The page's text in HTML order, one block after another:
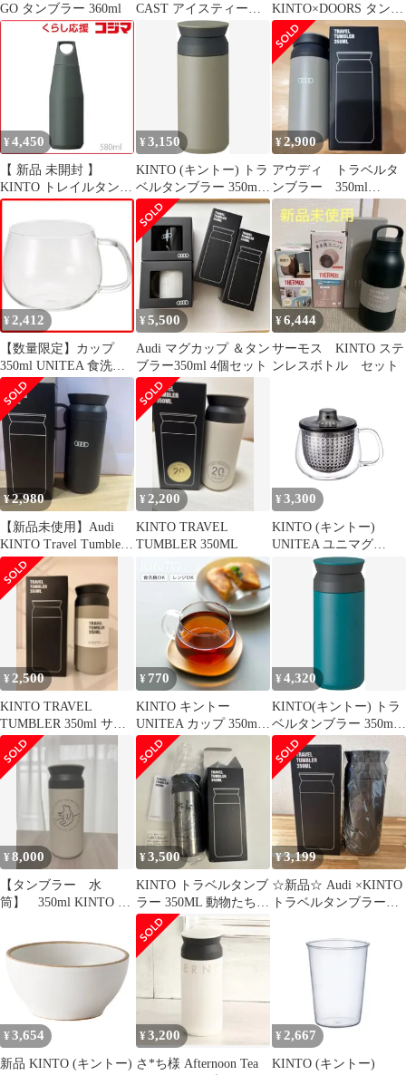
GO タンブラー 360ml
CAST アイスティーグ
ラス 350ml 耐熱ガラス
電子レンジ・食洗機使
用可 ギフト プレゼント
KINTO×DOORS タンブ
ラー 350ml
¥ 4,450
【 新品 未開封 】
KINTO トレイルタンブ
ラー 580ml アッシュグ
リーン アッシュグリー
ン ［炭酸対応］ 20213
未使用 送料無料
¥3,150
KINTO (キントー) トラ
ベルタンブラー 350ml
カーキ
¥2,900
アウディ トラベルタ
ンブラー 350ml
KINTO
¥ 2,412
【数量限定】カップ
350ml UNITEA 食洗
機・電子レンジ対応 耐
熱ガラス (キントー) ギ
フト プレゼント
KINTO 8290
¥5,500
Audi マグカップ ＆タン
ブラー350ml 4個セット
¥6,444
サーモス KINTO ステ
ンレスボトル セット
¥2,980
【新品未使用】Audi
KINTO Travel Tumbler
350ml
¥2,200
KINTO TRAVEL
TUMBLER 350ML
¥ 3,300
KINTO (キントー)
UNITEA ユニマグ
350ml グレー 耐熱ガラ
¥ 2,500
KINTO TRAVEL
TUMBLER 350ml サン
ドベージュ
¥ 770
KINTO キントー
UNITEA カップ 350ml
（ ユニティ ガラス S
コップ 食洗機対応 ティ
ーウェア 耐熱ガラス
）)
¥4,320
KINTO(キントー) トラ
ベルタンブラー 350ml
ターコイズ 真空二重構
造 保温保冷効果
20935【単品】
¥8,000
【タンブラー 水
筒】 350ml KINTO ク
¥3,500
KINTO トラベルタンブ
ラー 350ML 動物たち
シルバー
¥3,199
☆新品☆ Audi ×KINTO
トラベルタンブラー
¥ 3,654
新品 KINTO (キントー)
¥3,200
さ*ち様 Afternoon Tea
¥ 2,667
KINTO (キントー)